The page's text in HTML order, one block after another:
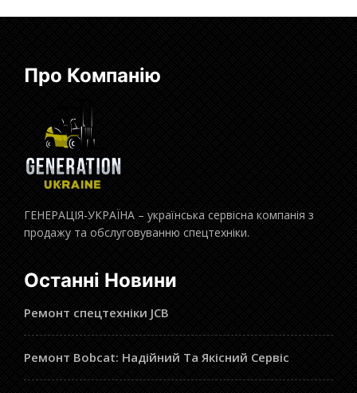
Про Компанію
ГЕНЕРАЦІЯ-УКРАЇНА – українська сервісна компанія з
продажу та обслуговуванню спецтехніки.
Останні Новини
Ремонт спецтехніки JCB
Ремонт Bobcat: Надійний Та Якісний Сервіс